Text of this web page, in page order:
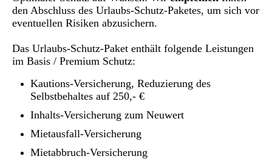
den Abschluss des Urlaubs-Schutz-Paketes, um sich vor
eventuellen Risiken abzusichern.
Das Urlaubs-Schutz-Paket enthält folgende Leistungen
im Basis / Premium Schutz:
Kautions-Versicherung, Reduzierung des
Selbstbehaltes auf 250,- €
Inhalts-Versicherung zum Neuwert
Mietausfall-Versicherung
Mietabbruch-Versicherung